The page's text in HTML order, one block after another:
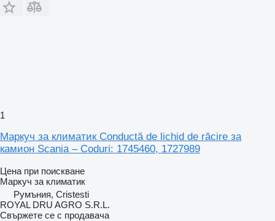
1
Маркуч за климатик Conductă de lichid de răcire за
камион Scania – Coduri: 1745460, 1727989
Цена при поискване
Маркуч за климатик
Румъния, Cristesti
ROYAL DRU AGRO S.R.L.
Свържете се с продавача